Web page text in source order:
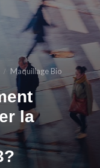
Maquillage Bio
la